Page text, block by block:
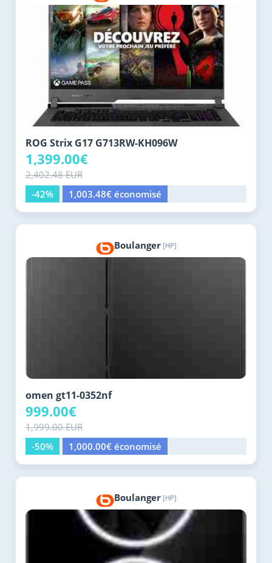
ROG Strix G17 G713RW-KH096W
1,399.00€
2,402.48 EUR
-42%
1,003.48€ économisé
Boulanger [HP]
omen gt11-0352nf
999.00€
1,999.00 EUR
-50%
1,000.00€ économisé
Boulanger [HP]